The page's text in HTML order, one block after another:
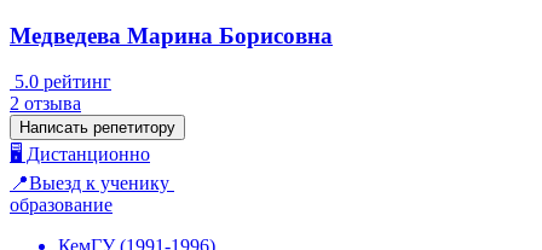
Медведева Марина Борисовна
5.0 рейтинг
2 отзыва
Написать репетитору
🖥️ Дистанционно
📍Выезд к ученику
образование